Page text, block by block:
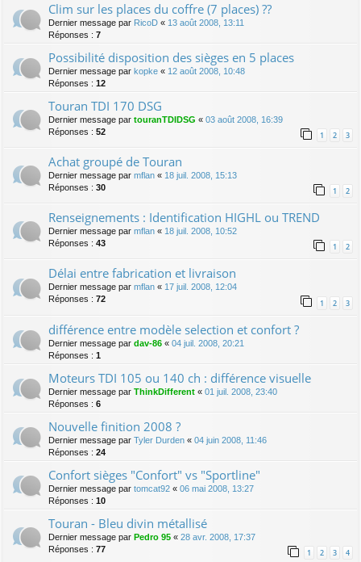
Clim sur les places du coffre (7 places) ??
Dernier message par RicoD « 13 août 2008, 13:11
Réponses : 7
Possibilité disposition des sièges en 5 places
Dernier message par kopke « 12 août 2008, 10:48
Réponses : 12
Touran TDI 170 DSG
Dernier message par touranTDIDSG « 03 août 2008, 16:39
Réponses : 52 1 2 3
Achat groupé de Touran
Dernier message par mflan « 18 juil. 2008, 15:13
Réponses : 30 1 2
Renseignements : Identification HIGHL ou TREND
Dernier message par mflan « 18 juil. 2008, 10:52
Réponses : 43 1 2
Délai entre fabrication et livraison
Dernier message par mflan « 17 juil. 2008, 12:04
Réponses : 72 1 2 3
différence entre modèle selection et confort ?
Dernier message par dav-86 « 04 juil. 2008, 20:21
Réponses : 1
Moteurs TDI 105 ou 140 ch : différence visuelle
Dernier message par ThinkDifferent « 01 juil. 2008, 23:40
Réponses : 6
Nouvelle finition 2008 ?
Dernier message par Tyler Durden « 04 juin 2008, 11:46
Réponses : 24
Confort sièges "Confort" vs "Sportline"
Dernier message par tomcat92 « 06 mai 2008, 13:27
Réponses : 10
Touran - Bleu divin métallisé
Dernier message par Pedro 95 « 28 avr. 2008, 17:37
Réponses : 77 1 2 3 4